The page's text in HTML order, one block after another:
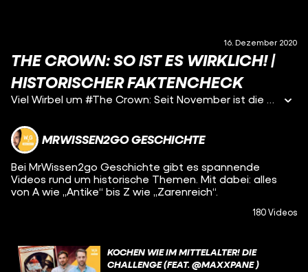
16. Dezember 2020
THE CROWN: SO IST ES WIRKLICH! |
HISTORISCHER FAKTENCHECK
Viel Wirbel um #The Crown: Seit November ist die vierte und aktuelle Staffel der erfolgreichen Netflix-Produktion über das britische Königshaus online. Seitdem reißen die Diskussionen um diese Staffel nicht ab. Kritiker werfen den Machern vor, nicht transparent zu machen, dass die Serie über die britische Königin Elisabeth II. Fiktion ist. Der britische Kultusstaatssekretär fordert eine Warnung vor jeder Episode, die darauf hinweist.
MRWISSEN2GO GESCHICHTE
Bei MrWissen2go Geschichte gibt es spannende
Videos rund um historische Themen. Mit dabei: alles
von A wie „Antike“ bis Z wie „Zarenreich“.
180 Videos
KOCHEN WIE IM MITTELALTER! DIE
CHALLENGE (FEAT. @MAXXPANE )